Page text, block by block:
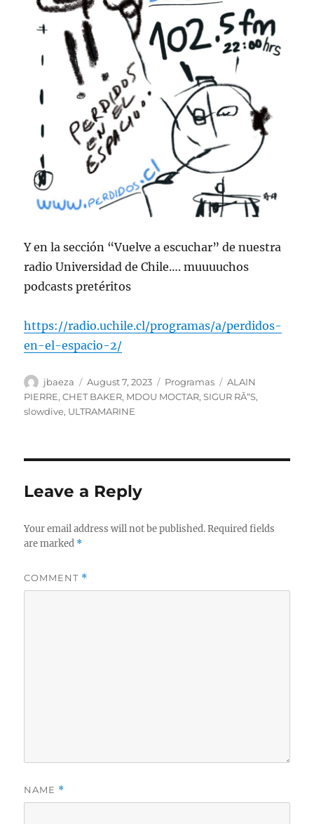
Y en la sección “Vuelve a escuchar” de nuestra
radio Universidad de Chile…. muuuuchos
podcasts pretéritos
https://radio.uchile.cl/programas/a/perdidos-
en-el-espacio-2/
Author
jbaeza
Posted
on
August 7, 2023 Categories
Programas Tags
ALAIN
PIERRE,CHET BAKER, MDOU MOCTAR,SIGUR RÃ“S,
slowdive, ULTRAMARINE
Leave a Reply
Your email address will not be published. Required fields
are marked *
COMMENT *
NAME *